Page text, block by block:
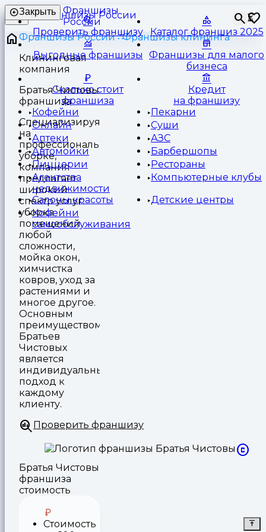
Франшизы
России
⏳
Закрыть
Проверить франшизу Каталог франшиз 2025
Выгодные франшизы
Франшизы для малого
бизнеса
Сколько стоит
франшиза
Кредит
на франшизу
Кофейни
Пекарни
Онлайн
Суши
Аптеки
АЗС
Автомойки
Барбершопы
Пиццерии
Рестораны
Агентства
недвижимости
Компьютерные клубы
Салоны красоты
Детские центры
Кофейни
самообслуживания
Франшизы России
Франшизы клининга
Клининговая
компания
Братья Чистовы
франшиза
Специализируясь
на
профессиональной
уборке,
компания
предлагает
широкий
спектр услуг:
уборка
помещений
любой
сложности,
мойка окон,
химчистка
ковров, уход за
растениями и
многое другое.
Основным
преимуществом
Братьев
Чистовых
является
индивидуальный
подход к
каждому
клиенту.
Проверить франшизу
Братья Чистовы
франшиза
стоимость
Стоимость